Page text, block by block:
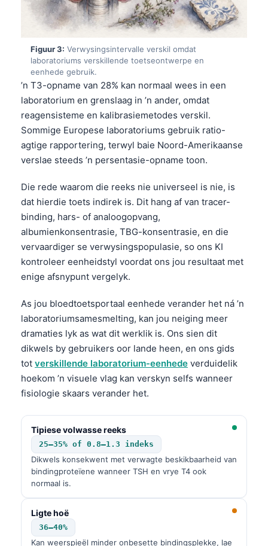
Figuur 3: Verwysingsintervalle verskil omdat
laboratoriums verskillende toetseontwerpe en
eenhede gebruik.
’n T3-opname van 28% kan normaal wees in een
laboratorium en grenslaag in ’n ander, omdat
reagensisteme en kalibrasiemetodes verskil.
Sommige Europese laboratoriums gebruik ratio-
agtige rapportering, terwyl baie Noord-Amerikaanse
verslae steeds ’n persentasie-opname toon.
Die rede waarom die reeks nie universeel is nie, is
dat hierdie toets indirek is. Dit hang af van tracer-
binding, hars- of analoogopvang,
albumienkonsentrasie, TBG-konsentrasie, en die
vervaardiger se verwysingspopulasie, so ons KI
kontroleer eenheidstyl voordat ons jou resultaat met
enige afsnypunt vergelyk.
As jou bloedtoetsportaal eenhede verander het ná ’n
laboratoriumsamesmelting, kan jou neiging meer
dramaties lyk as wat dit werklik is. Ons sien dit
dikwels by gebruikers oor lande heen, en ons gids
tot verskillende laboratorium-eenhede verduidelik
hoekom ’n visuele vlag kan verskyn selfs wanneer
fisiologie skaars verander het.
Tipiese volwasse reeks
25–35% of 0.8–1.3 indeks
Dikwels konsekwent met verwagte beskikbaarheid van
bindingproteïene wanneer TSH en vrye T4 ook
normaal is.
Ligte hoë
36–40%
Kan weerspieël minder onbesette bindingsplekke, lae